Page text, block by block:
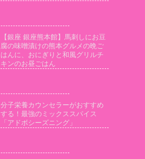
【銀座 銀座熊本館】馬刺しにお豆
腐の味噌漬けの熊本グルメの晩ご
はんに、おにぎりと和風グリルチ
キンのお昼ごはん
分子栄養カウンセラーがおすすめ
する！最強のミックススパイス
「アドボシーズニング」